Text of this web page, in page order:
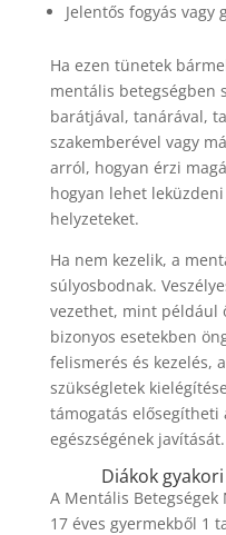
Jelentős fogyás vagy
Ha ezen tünetek
mentális betegségben
barátjával, tanárával,
szakemberével vagy
arról, hogyan érzi
hogyan lehet
helyzeteket.
Ha nem kezelik, a
súlyosbodnak.
vezethet, mint például
bizonyos esetekben
felismerés és kezelés,
szükségletek
támogatás
egészségének javítását.
Diákok
A Mentális Betegségek
17 éves gyermekből 1